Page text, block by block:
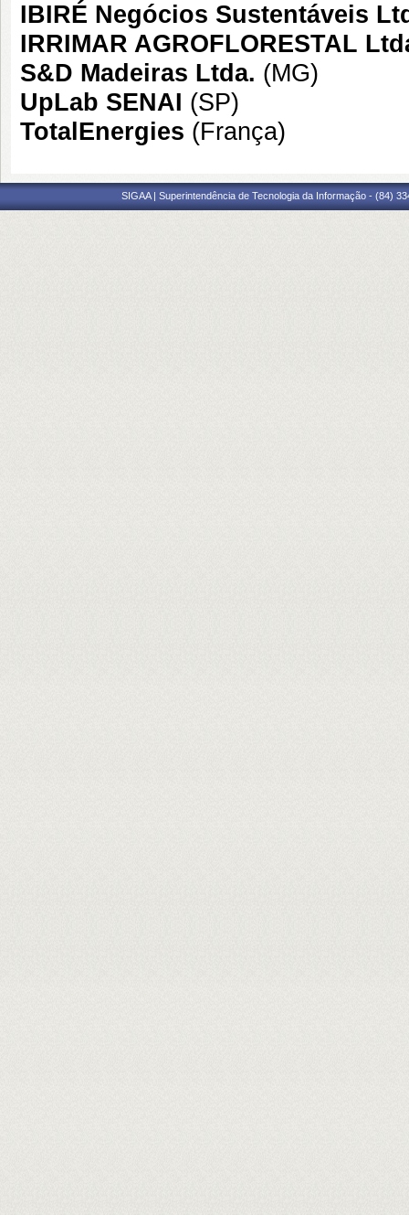
IBIRÉ Negócios Sustentáveis
IRRIMAR AGROFLORESTAL
S&D Madeiras Ltda. (MG)
UpLab SENAI (SP)
TotalEnergies (França)
SIGAA | Superintendência de Tecnologia da Informação - (84)